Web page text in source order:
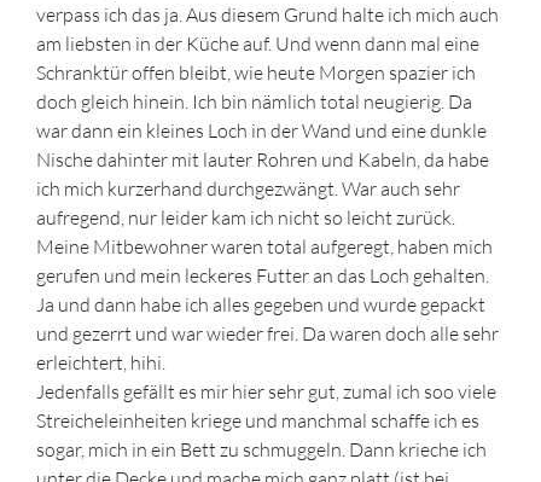
verpass ich das ja. Aus diesem Grund halte ich mich auch
am liebsten in der Küche auf. Und wenn dann mal eine
Schranktür offen bleibt, wie heute Morgen spazier ich
doch gleich hinein. Ich bin nämlich total neugierig. Da
war dann ein kleines Loch in der Wand und eine dunkle
Nische dahinter mit lauter Rohren und Kabeln, da habe
ich mich kurzerhand durchgezwängt. War auch sehr
aufregend, nur leider kam ich nicht so leicht zurück.
Meine Mitbewohner waren total aufgeregt, haben mich
gerufen und mein leckeres Futter an das Loch gehalten.
Ja und dann habe ich alles gegeben und wurde gepackt
und gezerrt und war wieder frei. Da waren doch alle sehr
erleichtert, hihi.
Jedenfalls gefällt es mir hier sehr gut, zumal ich soo viele
Streicheleinheiten kriege und manchmal schaffe ich es
sogar, mich in ein Bett zu schmuggeln. Dann krieche ich